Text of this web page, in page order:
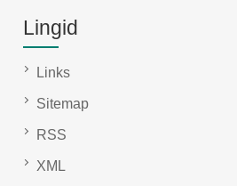
Lingid
Links
Sitemap
RSS
XML